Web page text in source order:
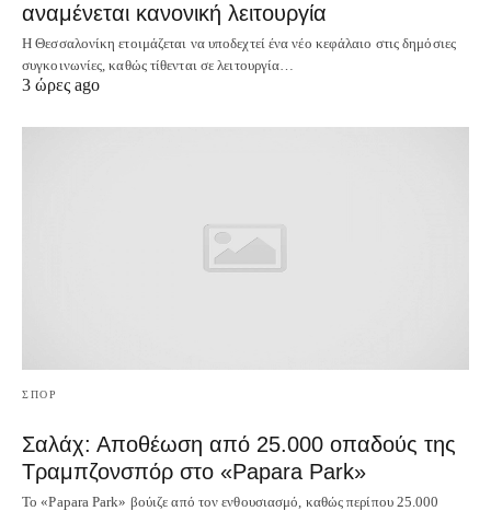
αναμένεται κανονική λειτουργία
Η Θεσσαλονίκη ετοιμάζεται να υποδεχτεί ένα νέο κεφάλαιο στις δημόσιες
συγκοινωνίες, καθώς τίθενται σε λειτουργία…
3 ώρες ago
ΣΠΟΡ
Σαλάχ: Αποθέωση από 25.000 οπαδούς της
Τραμπζονσπόρ στο «Papara Park»
Το «Papara Park» βούιζε από τον ενθουσιασμό, καθώς περίπου 25.000